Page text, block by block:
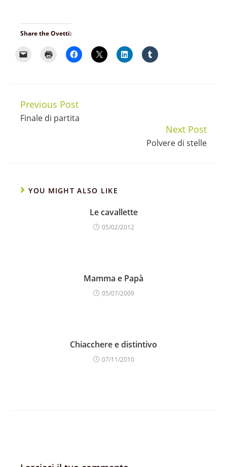
Share the Ovetti:
Continue
Reading
Previous Post
Finale di partita
Next Post
Polvere di stelle
YOU MIGHT ALSO LIKE
Le cavallette
05/02/2012
Mamma e Papà
05/07/2009
Chiacchere e distintivo
07/11/2010